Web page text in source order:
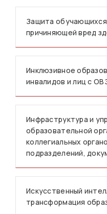
Защита
причиняющей вред
Инклюзивное
инвалидов и лиц с
Инфраструктура и
образовательной
коллегиальных
подразделений,
Искусственный
трансформация